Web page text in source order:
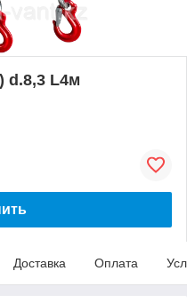
d.8,3 L4м
Доставка Оплата